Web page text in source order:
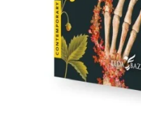
Invatamant gimnazial
Invatamant primar
Invatarea limbilor straine
Povesti si povestiri